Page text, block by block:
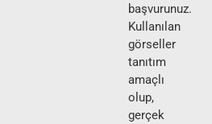
başvurunuz.
Kullanılan
görseller
tanıtım
amaçlı
olup,
gerçek